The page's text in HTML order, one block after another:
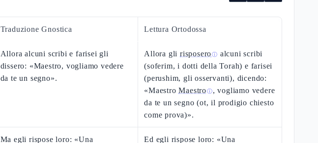
Traduzione Gnostica Lettura Ortodossa
Allora alcuni scribi e farisei gli
dissero: «Maestro, vogliamo vedere
da te un segno».
Allora glirisposeroⓘ alcuni scribi
(soferim, i dotti della Torah) e farisei
(perushim, gli osservanti), dicendo:
«MaestroMaestroⓘ, vogliamo vedere
da te un segno (ot, il prodigio chiesto
come prova)».
Ma egli rispose loro: «Una
Ed egli rispose loro: «Una